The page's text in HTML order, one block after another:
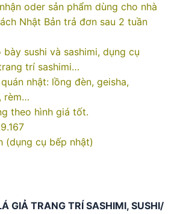
oder sản phẩm dùng cho nhà
Nhật Bản trả đơn sau 2 tuần
bày sushi và sashimi, dụng cụ
trí sashimi…
nhật: lồng đèn, geisha,
rèm…
theo hình giá tốt.
(dụng cụ bếp nhật)
GIẢ TRANG TRÍ SASHIMI, SUSHI/